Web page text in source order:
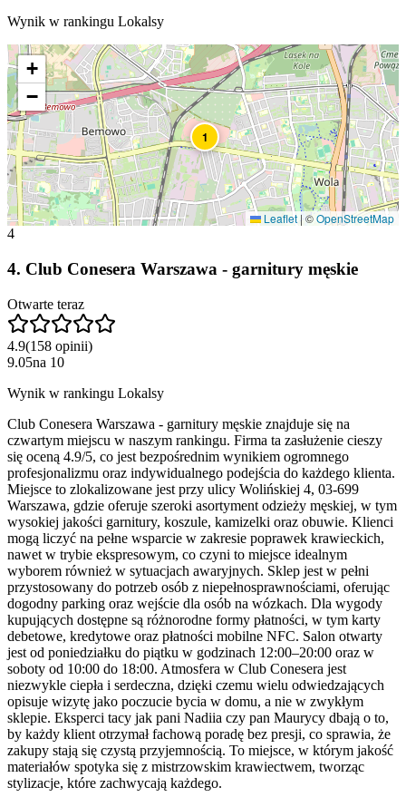
Wynik w rankingu Lokalsy
1
+
−
Leaflet|©OpenStreetMap
4
4. Club Conesera Warszawa - garnitury męskie
Otwarte teraz
4.9(158 opinii)
9.05na 10
Wynik w rankingu Lokalsy
Club Conesera Warszawa - garnitury męskie znajduje się na
czwartym miejscu w naszym rankingu. Firma ta zasłużenie cieszy
się oceną 4.9/5, co jest bezpośrednim wynikiem ogromnego
profesjonalizmu oraz indywidualnego podejścia do każdego klienta.
Miejsce to zlokalizowane jest przy ulicy Wolińskiej 4, 03-699
Warszawa, gdzie oferuje szeroki asortyment odzieży męskiej, w tym
wysokiej jakości garnitury, koszule, kamizelki oraz obuwie. Klienci
mogą liczyć na pełne wsparcie w zakresie poprawek krawieckich,
nawet w trybie ekspresowym, co czyni to miejsce idealnym
wyborem również w sytuacjach awaryjnych. Sklep jest w pełni
przystosowany do potrzeb osób z niepełnosprawnościami, oferując
dogodny parking oraz wejście dla osób na wózkach. Dla wygody
kupujących dostępne są różnorodne formy płatności, w tym karty
debetowe, kredytowe oraz płatności mobilne NFC. Salon otwarty
jest od poniedziałku do piątku w godzinach 12:00–20:00 oraz w
soboty od 10:00 do 18:00. Atmosfera w Club Conesera jest
niezwykle ciepła i serdeczna, dzięki czemu wielu odwiedzających
opisuje wizytę jako poczucie bycia w domu, a nie w zwykłym
sklepie. Eksperci tacy jak pani Nadiia czy pan Maurycy dbają o to,
by każdy klient otrzymał fachową poradę bez presji, co sprawia, że
zakupy stają się czystą przyjemnością. To miejsce, w którym jakość
materiałów spotyka się z mistrzowskim krawiectwem, tworząc
stylizacje, które zachwycają każdego.